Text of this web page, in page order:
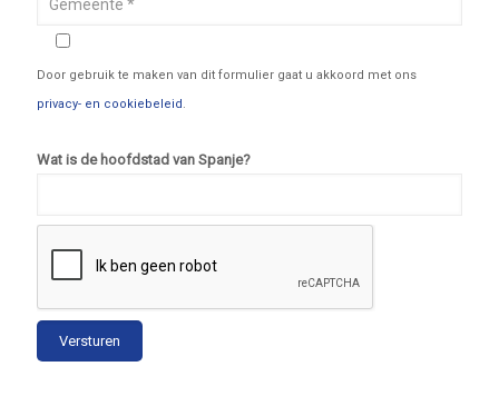
Door gebruik te maken van dit formulier gaat u akkoord met ons
privacy- en cookiebeleid.
Wat is de hoofdstad van Spanje?